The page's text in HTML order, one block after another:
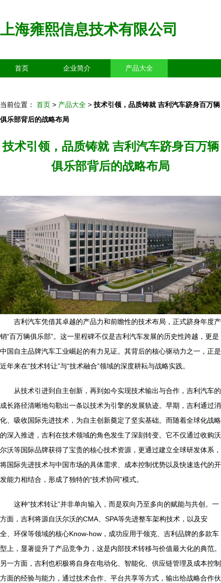
上海雍熙信息技术有限公司
首页 企业简介 产品大全
当前位置： 首页 > 产品大全 > 技术引领，品质铸就 吉利汽车跻身百万辆
俱乐部背后的战略布局
技术引领，品质铸就 吉利汽车跻身百万辆
俱乐部背后的战略布局
吉利汽车凭借其卓越的产品力和前瞻性的技术布局，正式跻身年度产
销“百万辆俱乐部”。这一里程碑不仅是吉利汽车发展的历史性跨越，更是
中国自主品牌汽车工业崛起的有力见证。其背后的核心驱动力之一，正是
近年来在“技术转让”与“技术融合”领域的深度耕耘与战略实践。
从技术引进到自主创新，再到如今实现技术输出与合作，吉利汽车的
成长路径清晰地勾勒出一条以技术为引擎的发展轨迹。早期，吉利通过消
化、吸收国际先进技术，为自主创新奠定了坚实基础。而随着全球化战略
的深入推进，吉利在技术领域的角色发生了深刻转变。它不仅通过收购沃
尔沃等国际品牌获得了宝贵的核心技术资源，更通过建立全球研发体系，
将国际先进技术与中国市场的具体需求、成本控制优势以及快速迭代的开
发能力相结合，形成了独特的“技术协同”模式。
这种“技术转让”并非单向输入，而是双向乃至多向的赋能与共创。一
方面，吉利将源自沃尔沃的CMA、SPA等先进整车架构技术，以及安
全、环保等领域的核心Know-how，成功应用于领克、吉利品牌的多款车
型上，显著提升了产品竞争力，这是内部技术转移与价值最大化的典范。
另一方面，吉利也积极将自身在电动化、智能化、供应链管理及成本控制
方面的经验与能力，通过技术合作、平台共享等方式，输出给战略合作伙